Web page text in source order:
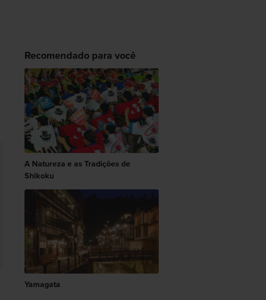
Recomendado para você
A Natureza e as Tradições de
Shikoku
Yamagata